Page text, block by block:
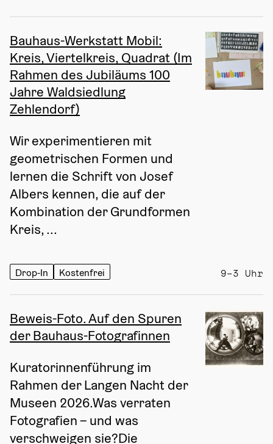
Bauhaus-Werkstatt Mobil:
Kreis, Viertelkreis, Quadrat (Im
Rahmen des Jubiläums 100
Jahre Waldsiedlung
Zehlendorf)
Wir experimentieren mit
geometrischen Formen und
lernen die Schrift von Josef
Albers kennen, die auf der
Kombination der Grundformen
Kreis, ...
Drop-In Kostenfrei 9–3 Uhr
Beweis-Foto. Auf den Spuren
der Bauhaus-Fotografinnen
Kuratorinnenführung im
Rahmen der Langen Nacht der
Museen 2026.Was verraten
Fotografien – und was
verschweigen sie?Die